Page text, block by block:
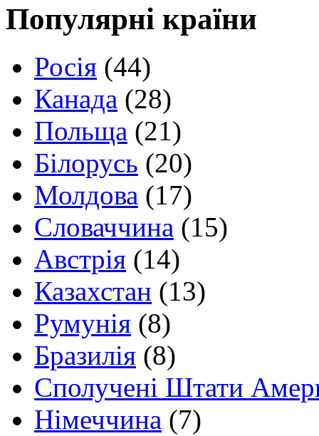
Популярні країни
Росія (44)
Канада (28)
Польща (21)
Білорусь (20)
Молдова (17)
Словаччина (15)
Австрія (14)
Казахстан (13)
Румунія (8)
Бразилія (8)
Сполучені Штати
Німеччина (7)